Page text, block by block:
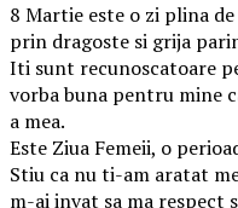
8 Martie este o zi plina
prin dragoste si grija
Iti sunt recunoscatoare
vorba buna pentru mine
a mea.
Este Ziua Femeii, o
Stiu ca nu ti-am aratat
m-ai invat sa ma respect